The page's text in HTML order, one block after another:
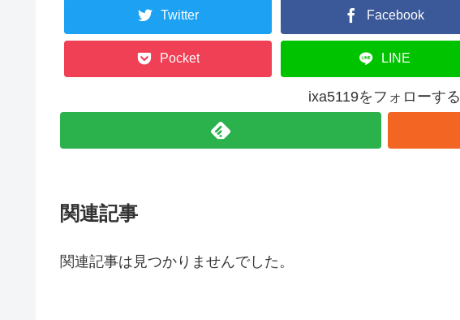
Twitter Facebook
Pocket LINE
ixa5119をフォローする
関連記事
関連記事は見つかりませんでした。